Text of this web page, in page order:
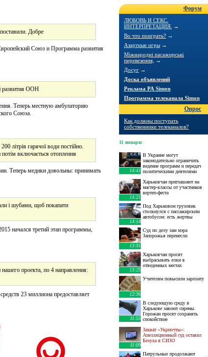
Добре
Союз и Программа развития
развития ООН
Теперь местную амбулаторию
Союза.
літрів гарячої води постійно.
включається отоплення
Теперь медики довольны: принимать
і шубами, щоб покапати
начался третий этап программы,
проекта, по 4 направления:
23 миллиона предоставляет
Форум
ЛЮБОВЬ И СЕКС.
ИНТЕРПРЕТАЦИЯ.
→
Во что поиграть? →
Азартные игры →
Міжнародні пасажирські
перевезення,
→
Досуг →
Доска объявлений
Реклама РА Simon
Программа телеканала Simon
Опрос
Как должны поступать
собственники телеканалов?
11 января:
14:41
В Украине могут
законодательно ограничить
ведение программ и передач
политическими деятелями
14:21
Харьковчан приглашают на
мастер-классы от участников
вертеп-феста
14:14
Под Харьковом грузовик
столкнулся с пассажирским
автобусом: есть жертвы
13:31
Суд по делу зам мэра
Запорожья перенесли
13:25
Харьковчан просят
выбрасывать елки в
отведенных местах
12:36
Учителям повысили зарплату
11:55
В следующую среду в
Харькове завоют сирены.
Горожан просят сохранять
спокойствие
11:09
Захват «Укрпочты»:
Апелляционный суд оставил
Безуха в СИЗО
Патрульные продолжают